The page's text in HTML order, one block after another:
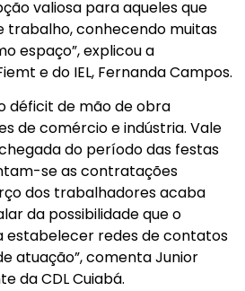
valiosa para aqueles que
trabalho, conhecendo muitas
espaço”, explicou a
e do IEL, Fernanda Campos.
déficit de mão de obra
de comércio e indústria. Vale
do período das festas
se as contratações
dos trabalhadores acaba
da possibilidade que o
estabelecer redes de contatos
atuação”, comenta Junior
da CDL Cuiabá.